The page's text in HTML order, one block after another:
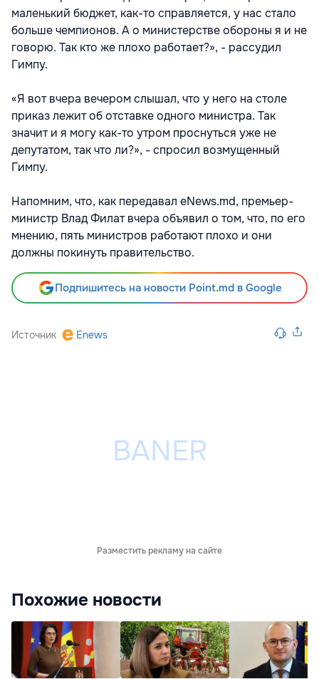
маленький бюджет, как-то справляется, у нас стало
больше чемпионов. А о министерстве обороны я и не
говорю. Так кто же плохо работает?», - рассудил
Гимпу.
«Я вот вчера вечером слышал, что у него на столе
приказ лежит об отставке одного министра. Так
значит и я могу как-то утром проснуться уже не
депутатом, так что ли?», - спросил возмущенный
Гимпу.
Напомним, что, как передавал eNews.md, премьер-
министр Влад Филат вчера объявил о том, что, по его
мнению, пять министров работают плохо и они
должны покинуть правительство.
Подпишитесь на новости Point.md в Google
Источник Enews
Разместить рекламу на сайте
Похожие новости